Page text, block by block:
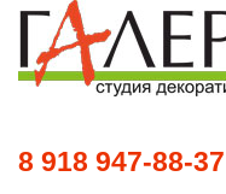
8 918 947-88-37